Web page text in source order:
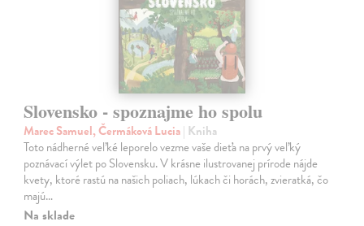
Slovensko - spoznajme ho spolu
Marec Samuel, Čermáková Lucia| Kniha
Toto nádherné veľké leporelo vezme vaše dieťa na prvý veľký
poznávací výlet po Slovensku. V krásne ilustrovanej prírode nájde
kvety, ktoré rastú na našich poliach, lúkach či horách, zvieratká, čo
majú…
Na sklade